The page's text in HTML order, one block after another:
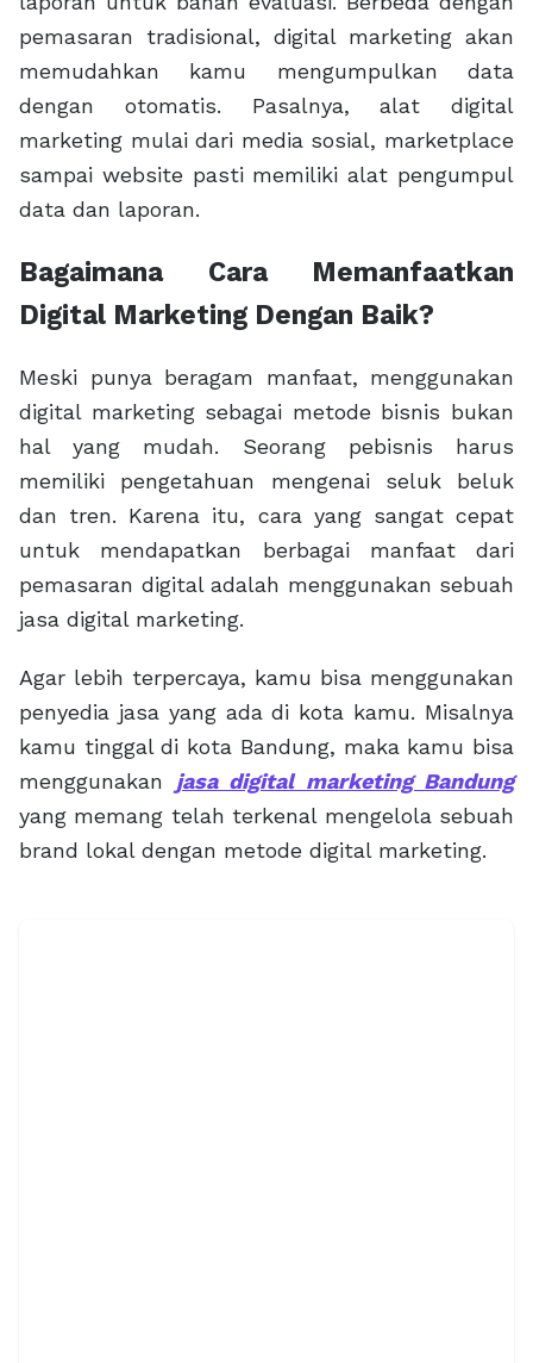
pemasaran tradisional, digital marketing akan
memudahkan kamu mengumpulkan data
dengan otomatis. Pasalnya, alat digital
marketing mulai dari media sosial, marketplace
sampai website pasti memiliki alat pengumpul
data dan laporan.
Bagaimana Cara Memanfaatkan
Digital Marketing Dengan Baik?
Meski punya beragam manfaat, menggunakan
digital marketing sebagai metode bisnis bukan
hal yang mudah. Seorang pebisnis harus
memiliki pengetahuan mengenai seluk beluk
dan tren. Karena itu, cara yang sangat cepat
untuk mendapatkan berbagai manfaat dari
pemasaran digital adalah menggunakan sebuah
jasa digital marketing.
Agar lebih terpercaya, kamu bisa menggunakan
penyedia jasa yang ada di kota kamu. Misalnya
kamu tinggal di kota Bandung, maka kamu bisa
menggunakan jasa digital marketing Bandung
yang memang telah terkenal mengelola sebuah
brand lokal dengan metode digital marketing.